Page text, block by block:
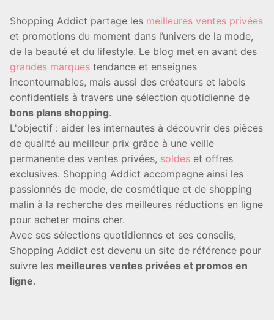
Shopping Addict partage les meilleures ventes privées
et promotions du moment dans l’univers de la mode,
de la beauté et du lifestyle. Le blog met en avant des
grandes marques tendance et enseignes
incontournables, mais aussi des créateurs et labels
confidentiels à travers une sélection quotidienne de
bons plans shopping.
L'objectif : aider les internautes à découvrir des pièces
de qualité au meilleur prix grâce à une veille
permanente des ventes privées, soldes et offres
exclusives. Shopping Addict accompagne ainsi les
passionnés de mode, de cosmétique et de shopping
malin à la recherche des meilleures réductions en ligne
pour acheter moins cher.
Avec ses sélections quotidiennes et ses conseils,
Shopping Addict est devenu un site de référence pour
suivre les meilleures ventes privées et promos en
ligne.